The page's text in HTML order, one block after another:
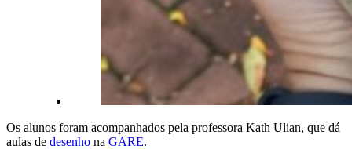
Os alunos foram acompanhados pela professora Kath Ulian, que dá
aulas de desenho na GARE.